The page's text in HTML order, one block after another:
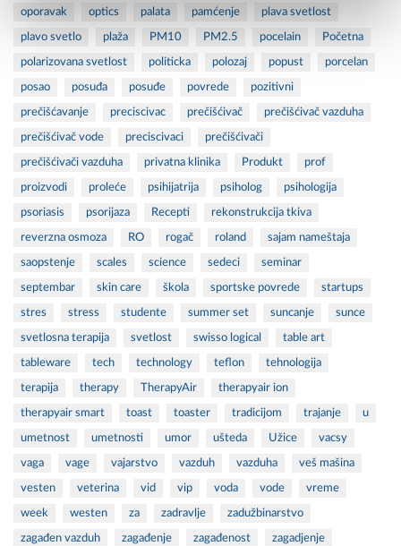
oporavak optics palata pamćenje plava svetlost
plavo svetlo plaža PM10 PM2.5 pocelain Početna
polarizovana svetlost politicka polozaj popust porcelan
posao posuđa posuđe povrede pozitivni
prečišćavanje preciscivac prečišćivač prečišćivač vazduha
prečišćivač vode preciscivaci prečišćivači
prečišćivači vazduha privatna klinika Produkt prof
proizvodi proleće psihijatrija psiholog psihologija
psoriasis psorijaza Recepti rekonstrukcija tkiva
reverzna osmoza RO rogač roland sajam nameštaja
saopstenje scales science sedeci seminar
septembar skin care škola sportske povrede startups
stres stress studente summer set suncanje sunce
svetlosna terapija svetlost swisso logical table art
tableware tech technology teflon tehnologija
terapija therapy TherapyAir therapyair ion
therapyair smart toast toaster tradicijom trajanje u
umetnost umetnosti umor ušteda Užice vacsy
vaga vage vajarstvo vazduh vazduha veš mašina
vesten veterina vid vip voda vode vreme
week westen za zadravlje zadužbinarstvo
zagađen vazduh zagađenje zagađenost zagadjenje